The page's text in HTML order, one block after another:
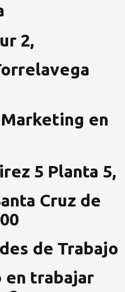
2,
en
5 Planta 5,
Cruz de
de Trabajo
en trabajar